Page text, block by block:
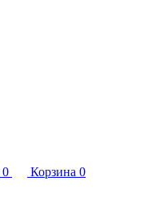
0 Корзина 0